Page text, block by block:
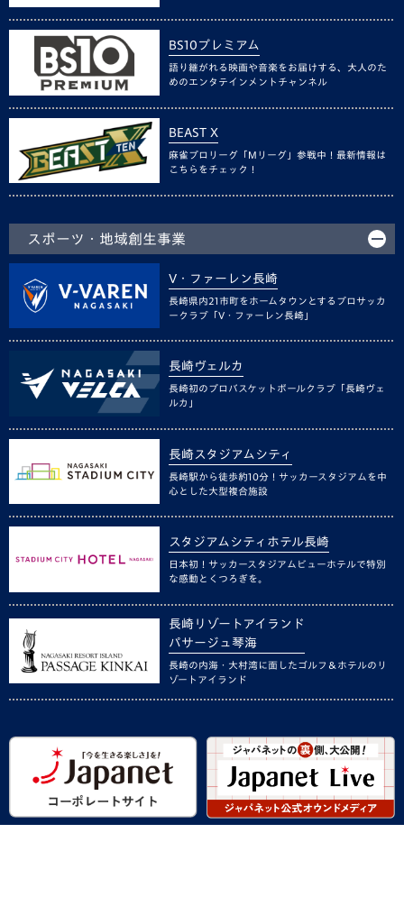
BS10プレミアム
語り継がれる映画や音楽をお届けする、大人のた
めのエンタテインメントチャンネル
BEAST X
麻雀プロリーグ「Mリーグ」参戦中！最新情報は
こちらをチェック！
スポーツ・地域創生事業
V・ファーレン長崎
長崎県内21市町をホームタウンとするプロサッカ
ークラブ「V・ファーレン長崎」
長崎ヴェルカ
長崎初のプロバスケットボールクラブ「長崎ヴェ
ルカ」
長崎スタジアムシティ
長崎駅から徒歩約10分！サッカースタジアムを中
心とした大型複合施設
スタジアムシティホテル長崎
日本初！サッカースタジアムビューホテルで特別
な感動とくつろぎを。
長崎リゾートアイランド
パサージュ琴海
長崎の内海・大村湾に面したゴルフ＆ホテルのリ
ゾートアイランド